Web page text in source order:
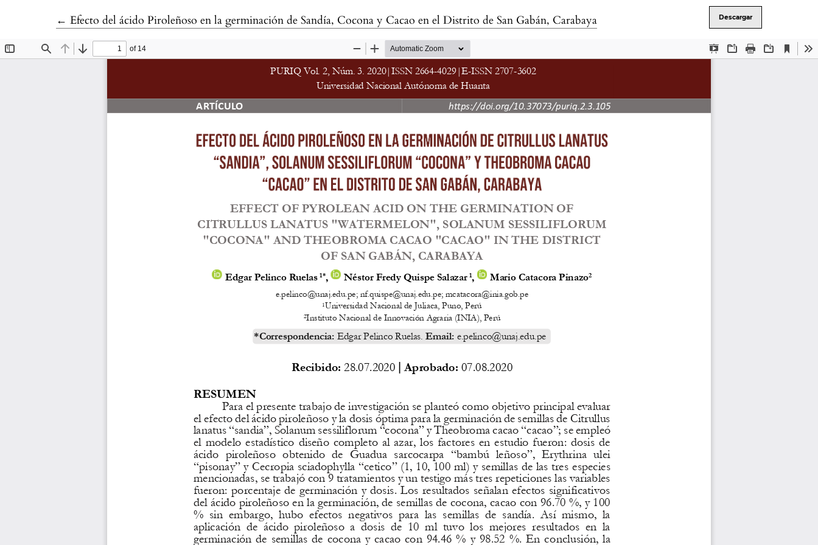
← Volver a los detalles del artículo
Efecto del ácido Piroleñoso en la germinación de Sandía, Cocona y Cacao en el Distrito de San Gabán, Carabaya Descargar